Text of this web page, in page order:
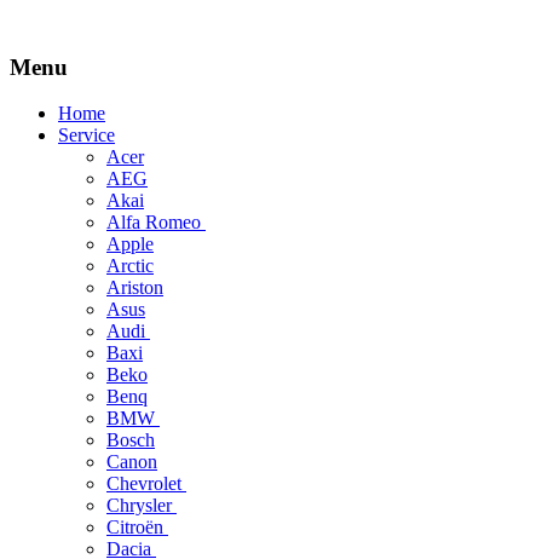
Menu
Skip
Home
Service
Acer
AEG
Akai
Alfa Romeo
Apple
Arctic
Ariston
Asus
Audi
Baxi
Beko
Benq
BMW
Bosch
Canon
Chevrolet
Chrysler
Citroën
Dacia